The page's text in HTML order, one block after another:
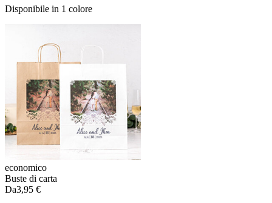
Disponibile in 1 colore
economico
Buste di carta
Da3,95 €